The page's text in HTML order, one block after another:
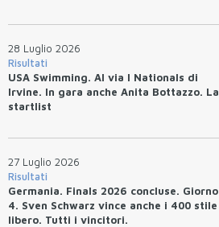
28 Luglio 2026
Risultati
USA Swimming. Al via I Nationals di
Irvine. In gara anche Anita Bottazzo. La
startlist
27 Luglio 2026
Risultati
Germania. Finals 2026 concluse. Giorno
4. Sven Schwarz vince anche i 400 stile
libero. Tutti i vincitori.